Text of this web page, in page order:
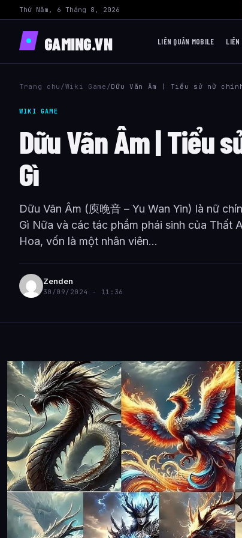
Thứ Năm, 6 Tháng 8, 2026
GAMING.VN LIÊN QUÂN MOBILE LIÊN
Trang chu /Wiki Game /Dữu Vãn Âm | Tiểu sử nữ
WIKI GAME
Dữu Vãn Âm | Tiểu
Gì
Dữu Vãn Âm (庾晚音 – Yu Wan Yin) là nữ
Gì Nữa và các tác phẩm phái sinh của Thất
Hoa, vốn là một nhân viên...
Zenden
30/09/2024 - 11:36